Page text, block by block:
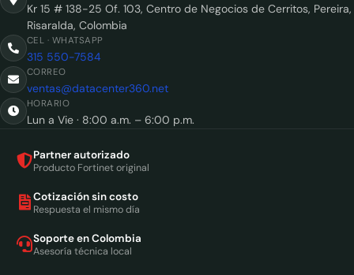
Kr 15 # 138-25 Of. 103, Centro de Negocios de Cerritos, Pereira,
Risaralda, Colombia
CEL · WHATSAPP
315 550-7584
CORREO
ventas@datacenter360.net
HORARIO
Lun a Vie · 8:00 a.m. – 6:00 p.m.
Partner autorizado
Producto Fortinet original
Cotización sin costo
Respuesta el mismo día
Soporte en Colombia
Asesoría técnica local